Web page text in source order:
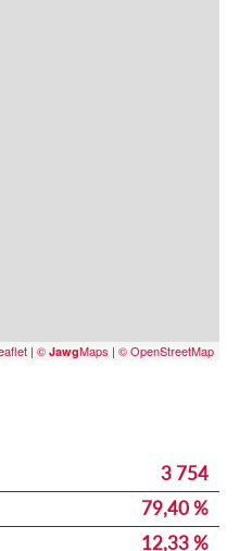
| © JawgMaps | © OpenStreetMap
3 754
79,40 %
12,33 %